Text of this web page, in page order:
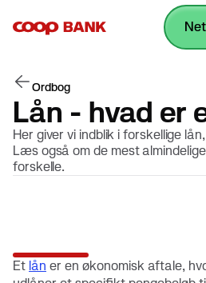
Ordbog
Lån - hvad er
Her giver vi indblik i forskellige
Læs også om de mest
forskelle.
Et lån er en økonomisk aftale,